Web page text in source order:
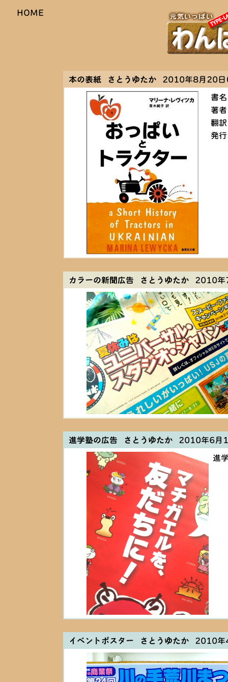
HOME
本の表紙 さとうゆたか2010年8月20日
書名
著者
翻訳
発行
カラーの新聞広告 さとうゆたか2010年
進学塾の広告 さとうゆたか2010年6月
進
イベントポスター さとうゆたか2010年